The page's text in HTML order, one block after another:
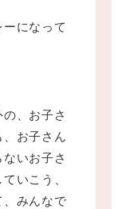
になって
、お子さ
お子さん
いお子さ
いこう、
みんなで